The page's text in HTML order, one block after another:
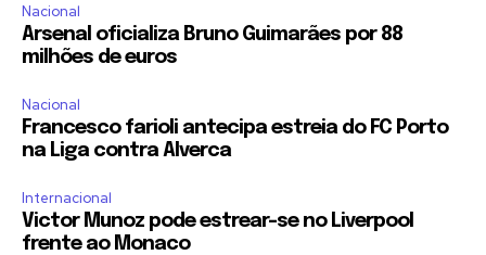
Nacional
Arsenal oficializa Bruno Guimarães por 88
milhões de euros
Nacional
Francesco farioli antecipa estreia do FC Porto
na Liga contra Alverca
Internacional
Victor Munoz pode estrear-se no Liverpool
frente ao Monaco